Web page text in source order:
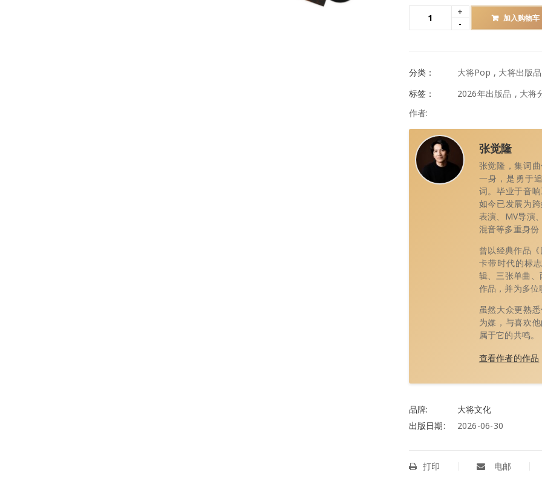
加入购物车
分类： 大将Pop , 大将出版品
标签：
2026年出版品 , 大将
作者:
张觉隆
张觉隆，集词
一身，是勇于
词。毕业于音
如今已发展为
表演、MV导演
混音等多重身
曾以经典作品
卡带时代的标
辑、三张单曲
作品，并为多
虽然大众更熟
为媒，与喜欢
属于它的共鸣。
查看作者的作品
品牌:
大将文化
出版日期:
2026-06-30
打印 电邮